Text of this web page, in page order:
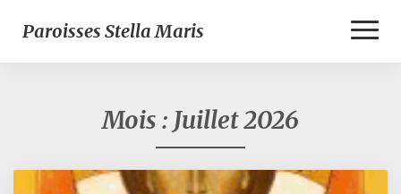
Paroisses Stella Maris
Mois : Juillet 2026